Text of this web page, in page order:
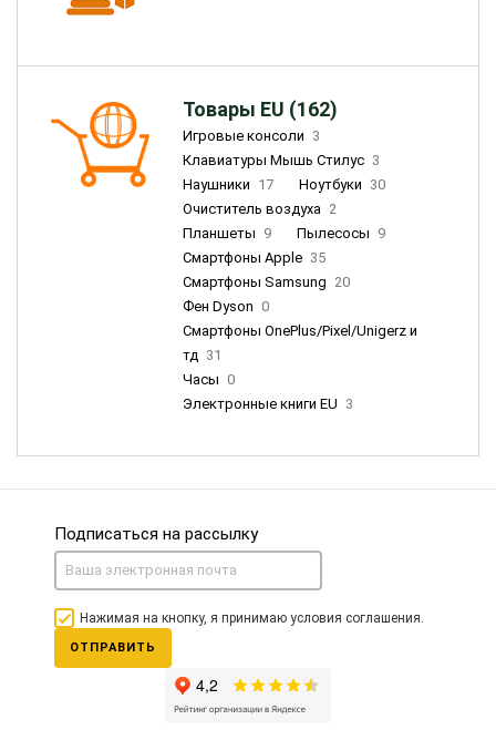
Товары EU (162)
Игровые консоли 3
Клавиатуры Мышь Стилус 3
Наушники 17 Ноутбуки 30
Очиститель воздуха 2
Планшеты 9 Пылесосы 9
Смартфоны Apple 35
Смартфоны Samsung 20
Фен Dyson 0
Смартфоны OnePlus/Pixel/Unigerz и
тд 31
Часы 0
Электронные книги EU 3
Подписаться на рассылку
Нажимая на кнопку, я принимаю условия соглашения.
ОТПРАВИТЬ